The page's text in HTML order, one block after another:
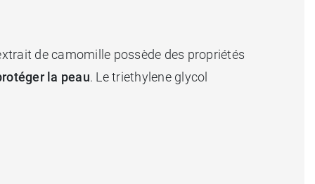
de camomille possède des propriétés
la peau. Le triethylene glycol